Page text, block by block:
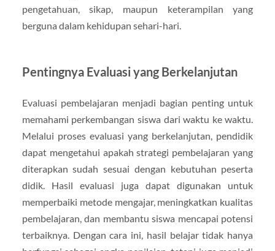
pengetahuan, sikap, maupun keterampilan yang
berguna dalam kehidupan sehari-hari.
Pentingnya Evaluasi yang Berkelanjutan
Evaluasi pembelajaran menjadi bagian penting untuk
memahami perkembangan siswa dari waktu ke waktu.
Melalui proses evaluasi yang berkelanjutan, pendidik
dapat mengetahui apakah strategi pembelajaran yang
diterapkan sudah sesuai dengan kebutuhan peserta
didik. Hasil evaluasi juga dapat digunakan untuk
memperbaiki metode mengajar, meningkatkan kualitas
pembelajaran, dan membantu siswa mencapai potensi
terbaiknya. Dengan cara ini, hasil belajar tidak hanya